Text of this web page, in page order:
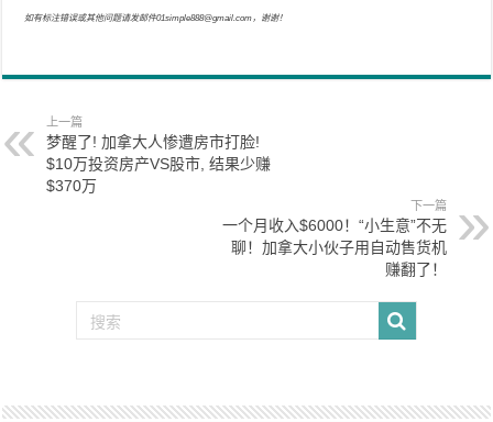
如有标注错误或其他问题请发邮件01simple888@gmail.com，谢谢！
上一篇
梦醒了! 加拿大人惨遭房市打脸!
$10万投资房产VS股市, 结果少赚
$370万
下一篇
一个月收入$6000！“小生意”不无
聊！加拿大小伙子用自动售货机
赚翻了！